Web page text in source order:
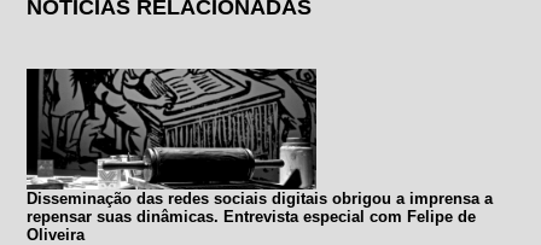
NOTÍCIAS RELACIONADAS
Disseminação das redes sociais digitais obrigou a imprensa a
repensar suas dinâmicas. Entrevista especial com Felipe de
Oliveira